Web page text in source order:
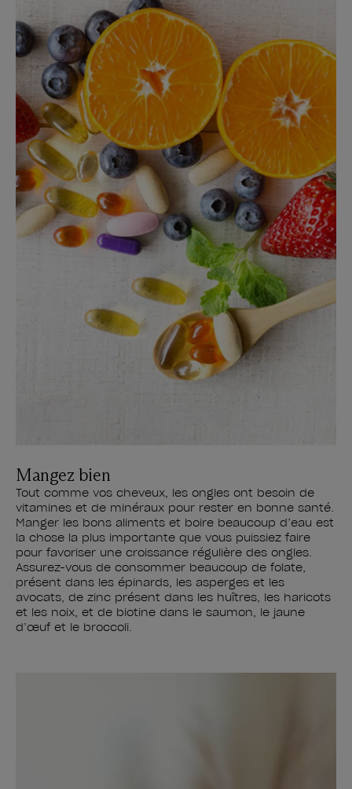
Mangez bien
Tout comme vos cheveux, les ongles ont besoin de
vitamines et de minéraux pour rester en bonne santé.
Manger les bons aliments et boire beaucoup d’eau est
la chose la plus importante que vous puissiez faire
pour favoriser une croissance régulière des ongles.
Assurez-vous de consommer beaucoup de folate,
présent dans les épinards, les asperges et les
avocats, de zinc présent dans les huîtres, les haricots
et les noix, et de biotine dans le saumon, le jaune
d’œuf et le broccoli.